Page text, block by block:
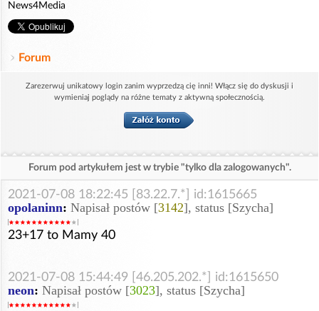
News4Media
Forum
Zarezerwuj unikatowy login zanim wyprzedzą cię inni! Włącz się do dyskusji i
wymieniaj poglądy na różne tematy z aktywną społecznością.
Forum pod artykułem jest w trybie "tylko dla zalogowanych".
2021-07-08 18:22:45 [83.22.7.*] id:1615665
opolaninn: Napisał postów [3142], status [Szycha]
23+17 to Mamy 40
2021-07-08 15:44:49 [46.205.202.*] id:1615650
neon: Napisał postów [3023], status [Szycha]